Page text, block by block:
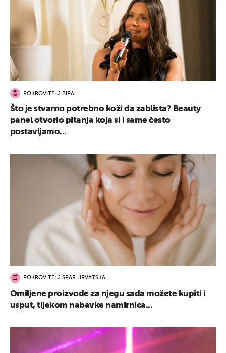
POKROVITELJ BIPA
Što je stvarno potrebno koži da zablista? Beauty
panel otvorio pitanja koja si i same često
postavljamo...
POKROVITELJ SPAR HRVATSKA
Omiljene proizvode za njegu sada možete kupiti i
usput, tijekom nabavke namirnica...